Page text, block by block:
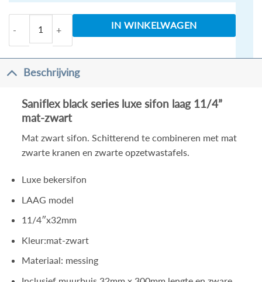
Saniflex black series luxe sifon laag 11/4'' mat-zwart
IN WINKELWAGEN
Beschrijving
Saniflex black series luxe sifon laag 11/4”
mat-zwart
Mat zwart sifon. Schitterend te combineren met mat
zwarte kranen en zwarte opzetwastafels.
Luxe bekersifon
LAAG model
11/4″x32mm
Kleur:mat-zwart
Materiaal: messing